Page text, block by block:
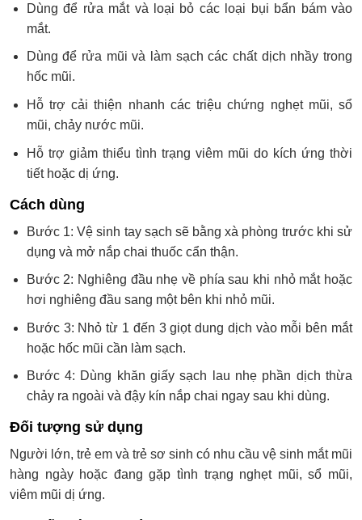
Dùng để rửa mắt và loại bỏ các loại bụi bẩn bám vào
mắt.
Dùng để rửa mũi và làm sạch các chất dịch nhầy trong
hốc mũi.
Hỗ trợ cải thiện nhanh các triệu chứng nghẹt mũi, sổ
mũi, chảy nước mũi.
Hỗ trợ giảm thiểu tình trạng viêm mũi do kích ứng thời
tiết hoặc dị ứng.
Cách dùng
Bước 1: Vệ sinh tay sạch sẽ bằng xà phòng trước khi sử
dụng và mở nắp chai thuốc cẩn thận.
Bước 2: Nghiêng đầu nhẹ về phía sau khi nhỏ mắt hoặc
hơi nghiêng đầu sang một bên khi nhỏ mũi.
Bước 3: Nhỏ từ 1 đến 3 giọt dung dịch vào mỗi bên mắt
hoặc hốc mũi cần làm sạch.
Bước 4: Dùng khăn giấy sạch lau nhẹ phần dịch thừa
chảy ra ngoài và đậy kín nắp chai ngay sau khi dùng.
Đối tượng sử dụng
Người lớn, trẻ em và trẻ sơ sinh có nhu cầu vệ sinh mắt mũi
hàng ngày hoặc đang gặp tình trạng nghẹt mũi, sổ mũi,
viêm mũi dị ứng.